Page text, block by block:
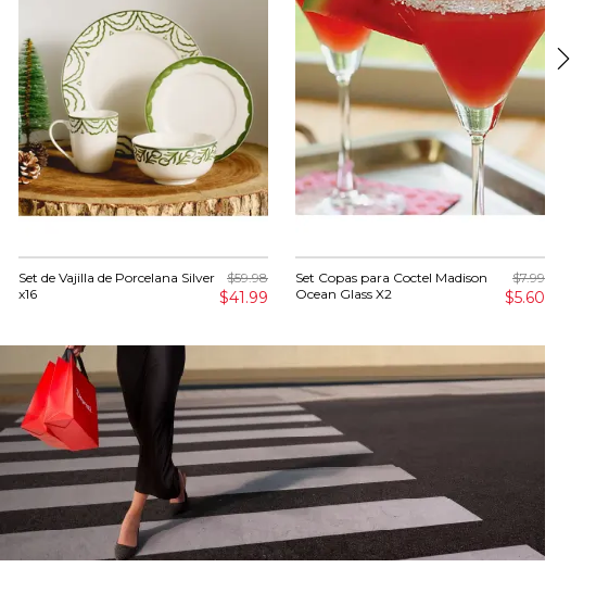
Set de Vajilla de Porcelana Silver
x16
$59.98
$41.99
Set Copas para Coctel Madison
Ocean Glass X2
$7.99
$5.60